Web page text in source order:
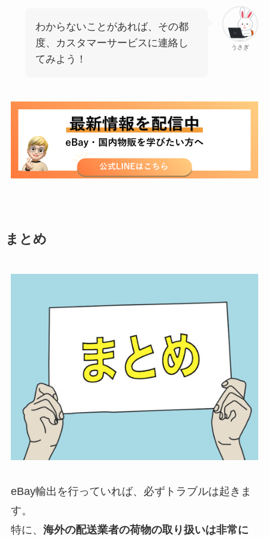
うさぎ
わからないことがあれば、その都
度、カスタマーサービスに連絡し
てみよう！
まとめ
eBay輸出を行っていれば、必ずトラブルは起きま
す。
特に、 海外の配送業者の荷物の取り扱いは非常に